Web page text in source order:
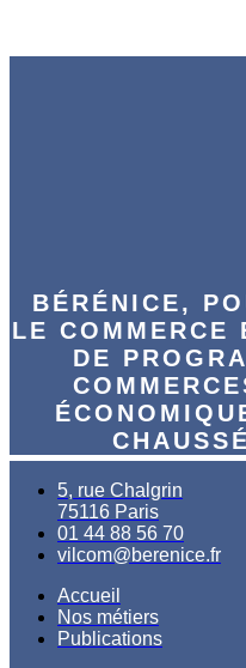
BÉRÉNICE,
LE COMMERCE
DE
5, rue Chalgrin
75116 Paris
01 44 88 56 70
vilcom@berenice.fr
Accueil
Nos métiers
Publications